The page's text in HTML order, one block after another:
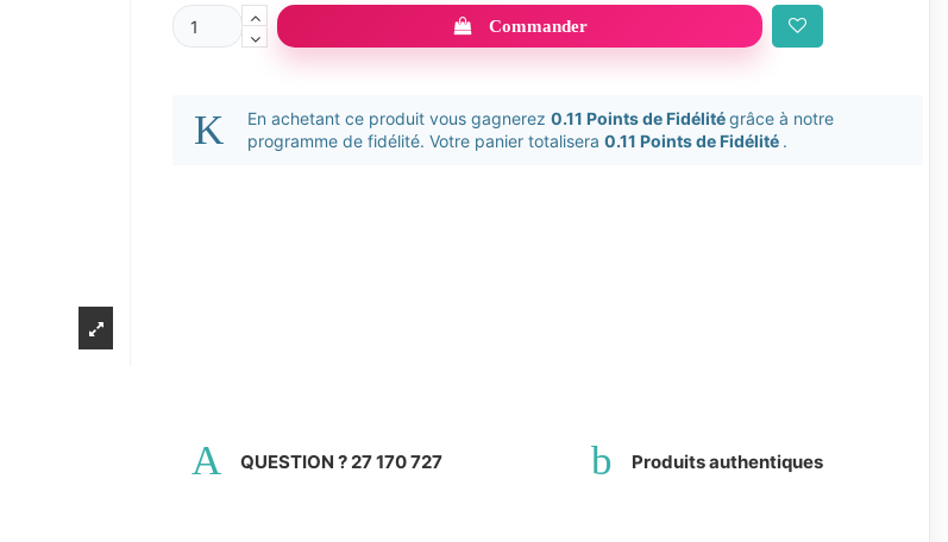
Commander
En achetant ce produit vous gagnerez 0.11 Points de Fidélitégrâce à notre
programme de fidélité. Votre panier totalisera 0.11 Points de Fidélité .
QUESTION ? 27 170 727 Produits authentiques